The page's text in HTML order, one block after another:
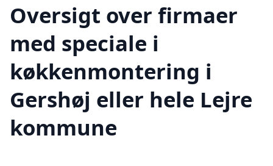
Oversigt over firmaer
med speciale i
køkkenmontering i
Gershøj eller hele Lejre
kommune